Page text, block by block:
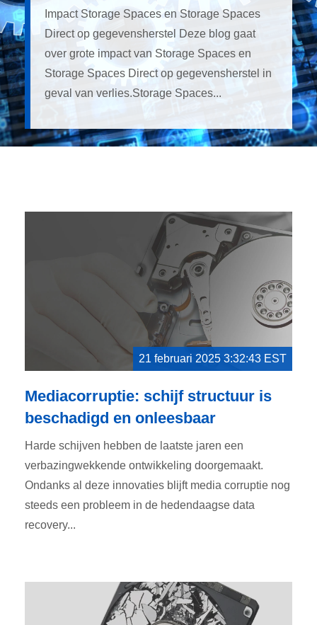
Impact Storage Spaces en Storage Spaces
Direct op gegevensherstel Deze blog gaat
over grote impact van Storage Spaces en
Storage Spaces Direct op gegevensherstel in
geval van verlies.Storage Spaces...
21 februari 2025 3:32:43 EST
Mediacorruptie: schijf structuur is
beschadigd en onleesbaar
Harde schijven hebben de laatste jaren een
verbazingwekkende ontwikkeling doorgemaakt.
Ondanks al deze innovaties blijft media corruptie nog
steeds een probleem in de hedendaagse data
recovery...